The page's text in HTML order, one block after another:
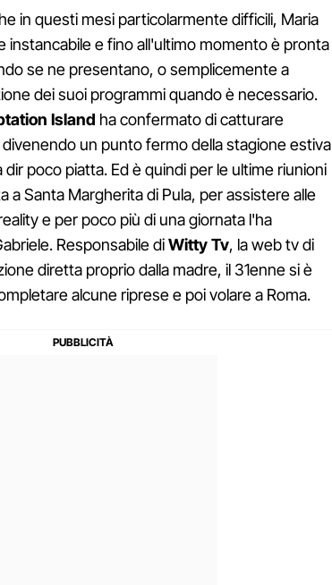
in questi mesi particolarmente difficili, Maria
instancabile e fino all'ultimo momento è pronta
se ne presentano, o semplicemente a
dei suoi programmi quando è necessario.
Island ha confermato di catturare
un punto fermo della stagione estiva
poco piatta. Ed è quindi per le ultime riunioni
a Santa Margherita di Pula, per assistere alle
e per poco più di una giornata l'ha
Responsabile diWitty Tv, la web tv di
diretta proprio dalla madre, il 31enne si è
alcune riprese e poi volare a Roma.